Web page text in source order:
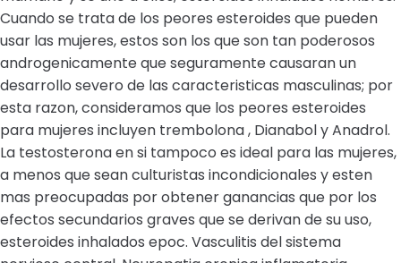
Cuando se trata de los peores esteroides que pueden
usar las mujeres, estos son los que son tan poderosos
androgenicamente que seguramente causaran un
desarrollo severo de las caracteristicas masculinas; por
esta razon, consideramos que los peores esteroides
para mujeres incluyen trembolona , Dianabol y Anadrol.
La testosterona en si tampoco es ideal para las mujeres,
a menos que sean culturistas incondicionales y esten
mas preocupadas por obtener ganancias que por los
efectos secundarios graves que se derivan de su uso,
esteroides inhalados epoc. Vasculitis del sistema